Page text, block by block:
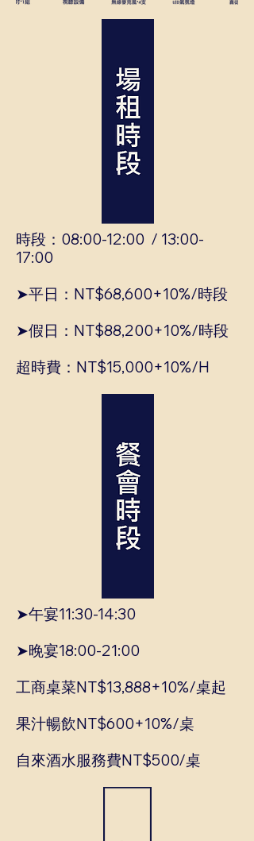
時段：08:00-12:00 / 13:00-
17:00
➤平日：NT$68,600+10%/時段
➤假日：NT$88,200+10%/時段
超時費：NT$15,000+10%/H
➤午宴11:30-14:30
➤晚宴18:00-21:00
工商桌菜NT$13,888+10%/桌起
果汁暢飲NT$600+10%/桌
自來酒水服務費NT$500/桌